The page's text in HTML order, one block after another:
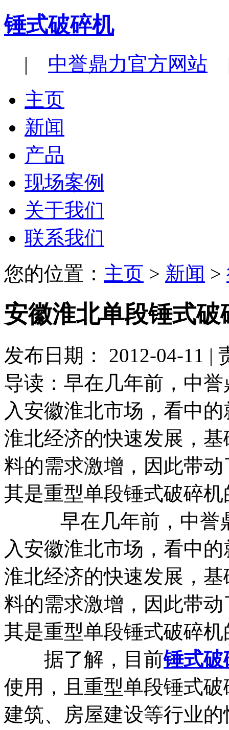
锤式破碎机
| 中誉鼎力官方网站
主页
新闻
产品
现场案例
关于我们
联系我们
您的位置： 主页 > 新闻 >
安徽淮北单段锤式
发布日期： 2012-04-11 |
导读： 早在几年前，中
入安徽淮北市场，看中
淮北经济的快速发展，
料的需求激增，因此带
其是重型单段锤式破碎
早在几年前，中誉
入安徽淮北市场，看中
淮北经济的快速发展，
料的需求激增，因此带动
其是重型单段锤式破碎
据了解，目前锤式破
使用，且重型单段锤式
建筑、房屋建设等行业